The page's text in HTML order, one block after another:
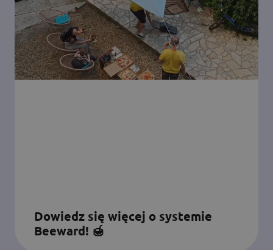
Dowiedz się więcej o systemie
Beeward! 🍯